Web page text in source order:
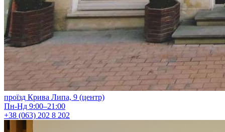
проїзд Крива Липа, 9 (центр)
Пн-Нд 9:00–21:00
+38 (063) 202 8 202